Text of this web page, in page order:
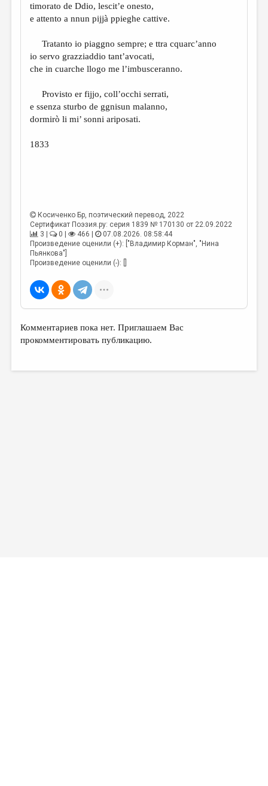
ЭССЕИСТИКА
ЛИТЕРАТУРОВЕДЕНИЕ
КУЛЬТУРОВЕДЕНИЕ
ПУБЛИЦИСТИКА
РЕЦЕНЗИРОВАНИЕ
ЦИКЛЫ ПУБЛИКАЦИЙ
timorato de Ddio, lescit’e onesto,
e attento a nnun pijjà ppieghe cattive.
Tratanto io piaggno sempre; e ttra cquarc’anno
io servo grazziaddio tant’avocati,
che in cuarche llogo me l’imbusceranno.
Provisto er fijjo, coll’occhi serrati,
e ssenza sturbo de ggnisun malanno,
dormirò li mi’ sonni ariposati.
1833
Косиченко Бр, поэтический перевод, 2022
Сертификат Поэзия.ру: серия 1839 № 170130 от 22.09.2022
3 |
0 | 466 |
07.08.2026. 08:58:44
Произведение оценили (+): ["Владимир Корман", "Нина
Пьянкова"]
Произведение оценили (-): []
Комментариев пока нет. Приглашаем Вас
прокомментировать публикацию.